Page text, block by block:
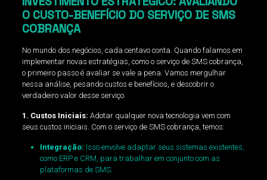
O CUSTO-BENEFÍCIO DO SERVIÇO DE SMS
COBRANÇA
No mundo dos negócios, cada centavo conta. Quando falamos em
implementar novas estratégias, como o serviço de SMS cobrança,
o primeiro passo é avaliar se vale a pena. Vamos mergulhar
nessa análise, pesando custos e benefícios, e descobrir o
verdadeiro valor desse serviço.
1. Custos Iniciais: Adotar qualquer nova tecnologia vem com
seus custos iniciais. Com o serviço de SMS cobrança, temos:
Integração: Isso envolve adaptar seus sistemas existentes,
como ERP e CRM, para trabalhar em conjunto com as
plataformas de SMS.